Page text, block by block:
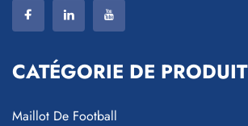
CATÉGORIE DE PRODUIT
Maillot De Football